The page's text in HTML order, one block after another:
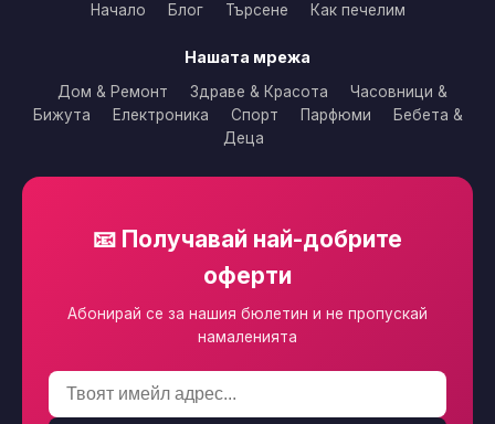
Начало Блог Търсене Как печелим
Нашата мрежа
Дом & Ремонт Здраве & Красота
Часовници &
Бижута
Електроника Спорт Парфюми
Бебета &
Деца
📧 Получавай най-добрите
оферти
Абонирай се за нашия бюлетин и не пропускай
намаленията